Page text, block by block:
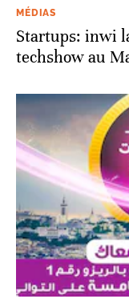
MÉDIAS
Startups: inwi
techshow au